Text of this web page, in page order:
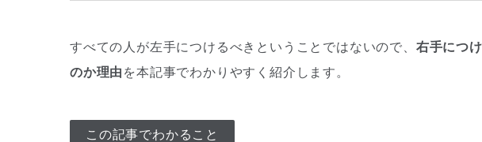
すべての人が左手につけるべきということではないので、 右手につ
のか理由 を本記事でわかりやすく紹介します。
この記事でわかること